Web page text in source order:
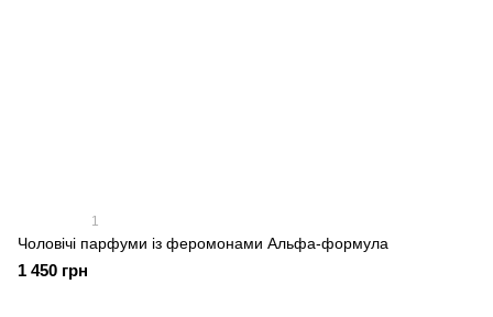
1
Чоловічі парфуми із феромонами Альфа-формула
1 450 грн